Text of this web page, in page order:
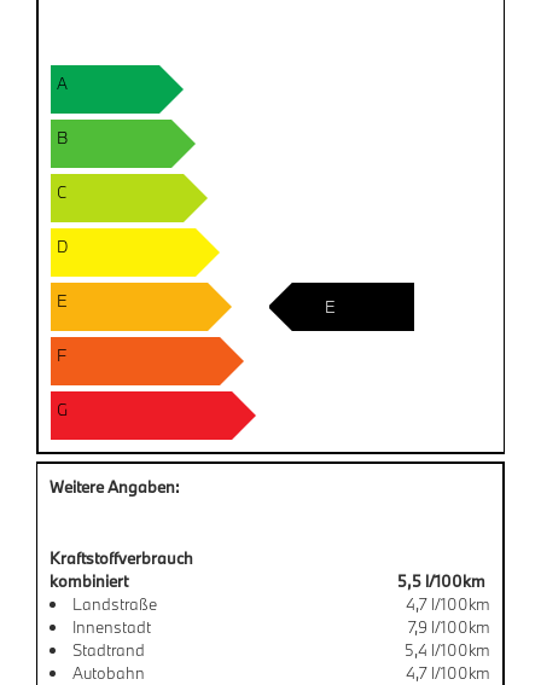
A
B
C
D
E
F
G
E
Weitere Angaben:
Kraftstoffverbrauch
kombiniert
5,5 l/100km
Landstraße
4,7 l/100km
Innenstadt
7,9 l/100km
Stadtrand
5,4 l/100km
Autobahn
4,7 l/100km